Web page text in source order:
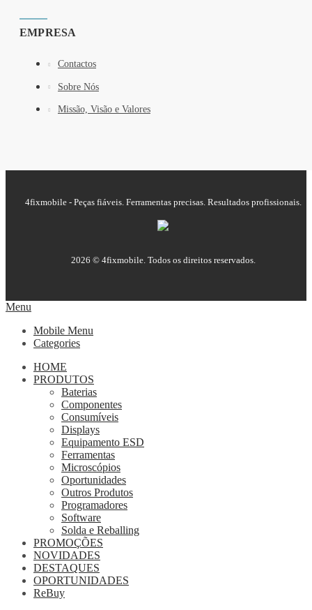
EMPRESA
Contactos
Sobre Nós
Missão, Visão e Valores
4fixmobile - Peças fiáveis. Ferramentas precisas. Resultados profissionais.
2026 © 4fixmobile. Todos os direitos reservados.
Menu
Mobile Menu
Categories
HOME
PRODUTOS
Baterias
Componentes
Consumíveis
Displays
Equipamento ESD
Ferramentas
Microscópios
Oportunidades
Outros Produtos
Programadores
Software
Solda e Reballing
PROMOÇÕES
NOVIDADES
DESTAQUES
OPORTUNIDADES
ReBuy